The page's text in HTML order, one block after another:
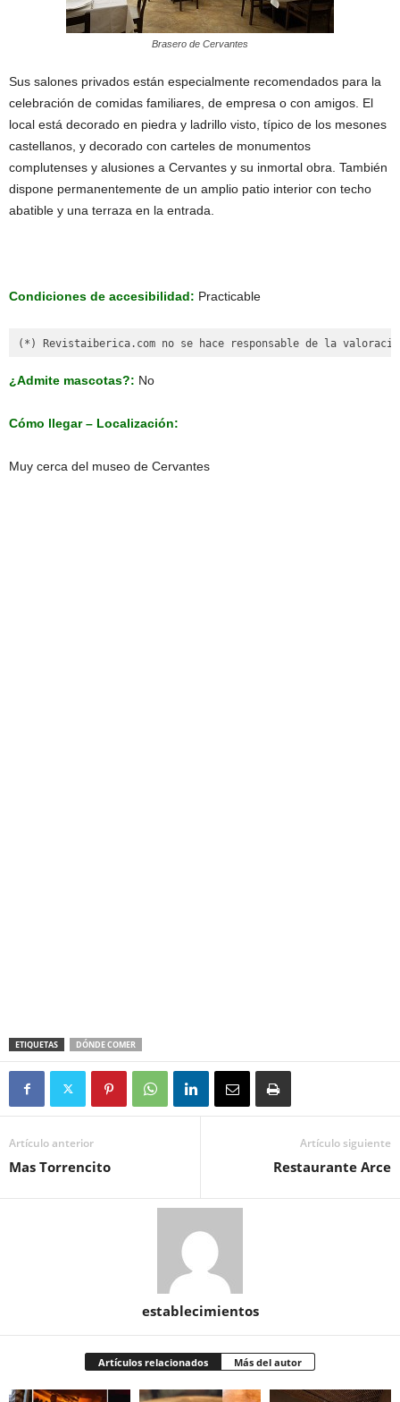
Brasero de Cervantes
Sus salones privados están especialmente recomendados para la
celebración de comidas familiares, de empresa o con amigos. El
local está decorado en piedra y ladrillo visto, típico de los mesones
castellanos, y decorado con carteles de monumentos
complutenses y alusiones a Cervantes y su inmortal obra. También
dispone permanentemente de un amplio patio interior con techo
abatible y una terraza en la entrada.
Condiciones de accesibilidad: Practicable
(*) Revistaiberica.com no se hace responsable de la
¿Admite mascotas?: No
Cómo llegar – Localización:
Muy cerca del museo de Cervantes
ETIQUETAS DÓNDE COMER
Artículo anterior
Mas Torrencito
Artículo siguiente
Restaurante Arce
establecimientos
Artículos relacionados Más del autor